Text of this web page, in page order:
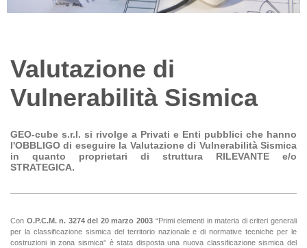
Valutazione di
Vulnerabilità Sismica
GEO-cube s.r.l. si rivolge a Privati e Enti pubblici che hanno
l'OBBLIGO di eseguire la Valutazione di Vulnerabilità Sismica
in quanto proprietari di struttura RILEVANTE e/o
STRATEGICA.
Con O.P.C.M. n. 3274 del 20 marzo 2003 “Primi elementi in materia di criteri generali
per la classificazione sismica del territorio nazionale e di normative tecniche per le
costruzioni in zona sismica” è stata disposta una nuova classificazione sismica del